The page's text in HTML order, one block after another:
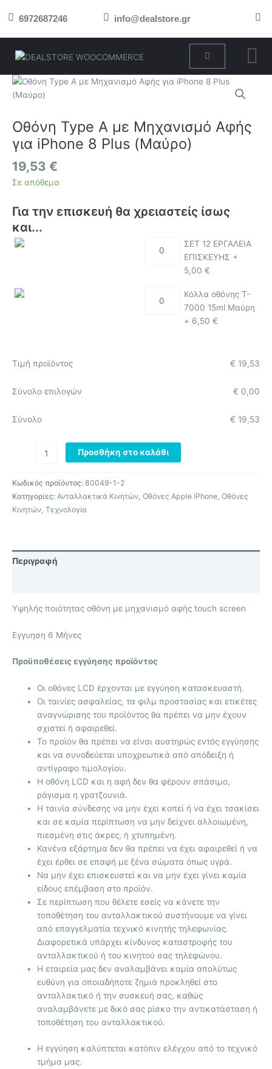
στο 6972687246 info@dealstore.gr
Cart
Οθόνη Type A με Μηχανισμό Αφής
για iPhone 8 Plus (Μαύρο)
19,53 €
Σε απόθεμα
Για την επισκευή θα χρειαστείς ίσως
και...
ΣΕΤ 12 ΕΡΓΑΛΕΙΑ
ΕΠΙΣΚΕΥΗΣ +
5,00 €
Κόλλα οθόνης T-
7000 15ml Μαύρη
+ 6,50 €
Τιμή προϊόντος 19,53
€
Σύνολο επιλογών 0,00
€
Σύνολο 19,53
€
Οθόνη
Type
με
Μηχανισμό
Αφής
για
iPhone
8
(Μαύρο)
ποσότητα
Προσθήκη στο καλάθι
Κωδικός προϊόντος: 80049-1-2
Κατηγορίες: Ανταλλακτικά Κινητών, Οθόνες Apple iPhone, Οθόνες
Κινητών, Τεχνολογία
Περιγραφή
Υψηλής ποιότητας οθόνη με μηχανισμό αφής touch screen
Eγγυηση 6 Μήνες
Προϋποθέσεις εγγύησης προϊόντος
Οι οθόνες LCD έρχονται με εγγύηση κατασκευαστή.
Οι ταινίες ασφαλείας, τα φιλμ προστασίας και ετικέτες
αναγνώρισης του προϊόντος θα πρέπει να μην έχουν
σχιστεί ή αφαιρεθεί.
Το προϊόν θα πρέπει να είναι αυστηρώς εντός εγγύησης
και να συνοδεύεται υποχρεωτικά από απόδειξη ή
αντίγραφο τιμολογίου.
Η οθόνη LCD και η αφή δεν θα φέρουν σπάσιμο,
ράγισμα η γρατζουνιά.
Η ταινία σύνδεσης να μην έχει κοπεί ή να έχει τσακίσει
και σε καμία περίπτωση να μην δείχνει αλλοιωμένη,
πιεσμένη στις άκρες, ή χτυπημένη.
Κανένα εξάρτημα δεν θα πρέπει να έχει αφαιρεθεί ή να
έχει έρθει σε επαφή με ξένα σώματα όπως υγρά.
Να μην έχει επισκευστεί και να μην έχει γίνει καμία
είδους επέμβαση στο προϊόν.
Σε περίπτωση που θέλετε εσείς να κάνετε την
τοποθέτηση του ανταλλακτικού συστήνουμε να γίνει
από επαγγελματία τεχνικό κινητής τηλεφωνίας.
Διαφορετικά υπάρχει κίνδυνος καταστροφής του
ανταλλακτικού ή του κινητού σας τηλεφώνου.
Η εταιρεία μας δεν αναλαμβάνει καμία απολύτως
ευθύνη για οποιαδήποτε ζημιά προκληθεί στο
ανταλλακτικό ή την συσκευή σας, καθώς
αναλαμβάνετε με δικό σας ρίσκο την αντικατάσταση ή
τοποθέτηση του ανταλλακτικού.
Η εγγύηση καλύπτεται κατόπιν ελέγχου από το τεχνικό
τμήμα μας.